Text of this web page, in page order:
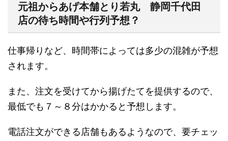
元祖からあげ本舗とり若丸 静岡千代田
店の待ち時間や行列予想？
仕事帰りなど、時間帯によっては多少の混雑が予想
されます。
また、注文を受けてから揚げたてを提供するので、
最低でも７～８分はかかると予想します。
電話注文ができる店舗もあるようなので、要チェッ